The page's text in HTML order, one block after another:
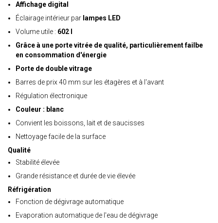
Affichage digital
Éclairage intérieur par lampes LED
Volume utile : 602 l
Grâce à une porte vitrée de qualité, particulièrement failbe
en consommation d'énergie
Porte de double vitrage
Barres de prix 40 mm sur les étagères et à l'avant
Régulation électronique
Couleur : blanc
Convient les boissons, lait et de saucisses
Nettoyage facile de la surface
Qualité
Stabilité élevée
Grande résistance et durée de vie élevée
Réfrigération
Fonction de dégivrage automatique
Evaporation automatique de l'eau de dégivrage